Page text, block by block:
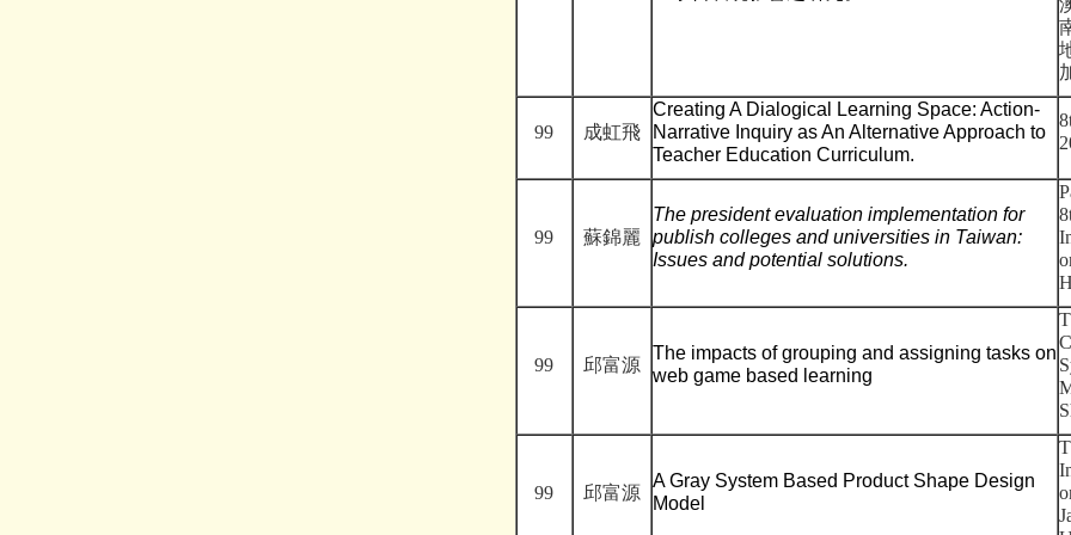
99 成虹飛
Creating A Dialogical Learning Space: Action-
Narrative Inquiry as An Alternative Approach to
Teacher Education Curriculum.
99 蘇錦麗
The president evaluation implementation for
publish colleges and universities in Taiwan:
Issues and potential solutions.
99 邱富源
The impacts of grouping and assigning tasks on
web game based learning
99 邱富源
A Gray System Based Product Shape Design
Model